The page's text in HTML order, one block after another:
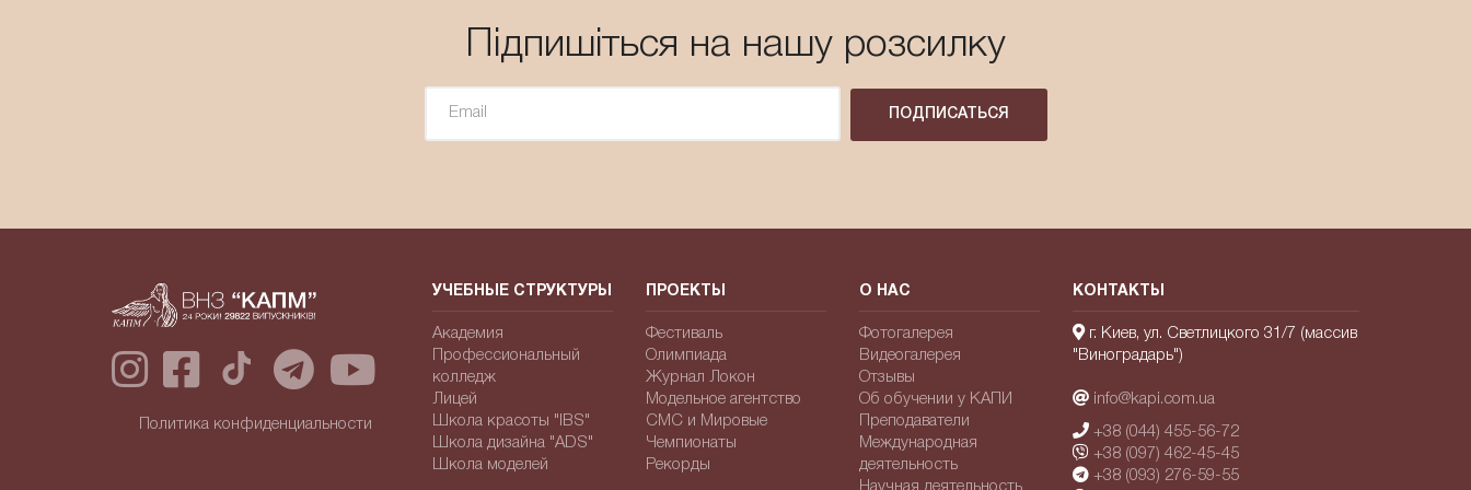
Підпишіться на нашу розсилку
ПОДПИСАТЬСЯ
Политика конфиденциальности
УЧЕБНЫЕ СТРУКТУРЫ
Академия
Профессиональный
колледж
Лицей
Школа красоты "IBS"
Школа дизайна "ADS"
Школа моделей
ПРОЕКТЫ
Фестиваль
Олимпиада
Журнал Локон
Модельное агентство
СМС и Мировые
Чемпионаты
Рекорды
О НАС
Фотогалерея
Видеогалерея
Отзывы
Об обучении у КАПИ
Преподаватели
Международная
деятельность
КОНТАКТЫ
г. Киев, ул. Светлицкого 31/7 (массив
"Виноградарь")
info@kapi.com.ua
+38 (044) 455-56-72
+38 (097) 462-45-45
+38 (093) 276-59-55